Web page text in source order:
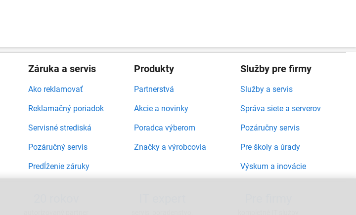
Záruka a servis
Ako reklamovať
Reklamačný poriadok
Servisné strediská
Pozáručný servis
Predĺženie záruky
Produkty
Partnerstvá
Akcie a novinky
Poradca výberom
Značky a výrobcovia
Služby pre firmy
Služby a servis
Správa siete a serverov
Pozáručny servis
Pre školy a úrady
Výskum a inovácie